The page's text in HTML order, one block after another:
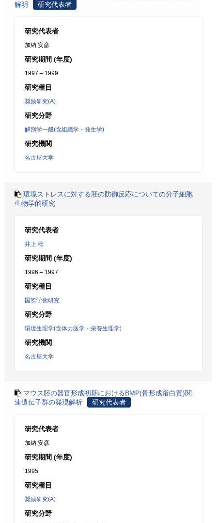
解明
研究代表者
研究代表者
加納 安彦
研究期間 (年度)
1997 – 1999
研究種目
奨励研究(A)
研究分野
解剖学一般(含組織学・発生学)
研究機関
名古屋大学
環境ストレスに対する胚の防御反応についての分子細胞
生物学的研究
研究代表者
井上 稔
研究期間 (年度)
1996 – 1997
研究種目
国際学術研究
研究分野
環境生理学(含体力医学・栄養生理学)
研究機関
名古屋大学
マウス胚の器官形成初期におけるBMP(骨形成蛋白質)関
連遺伝子群の発現解析
研究代表者
研究代表者
加納 安彦
研究期間 (年度)
1995
研究種目
奨励研究(A)
研究分野